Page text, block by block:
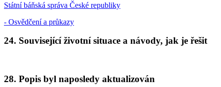
Státní báňská správa České republiky
- Osvědčení a průkazy
24. Související životní situace a návody, jak je řešit
28. Popis byl naposledy aktualizován